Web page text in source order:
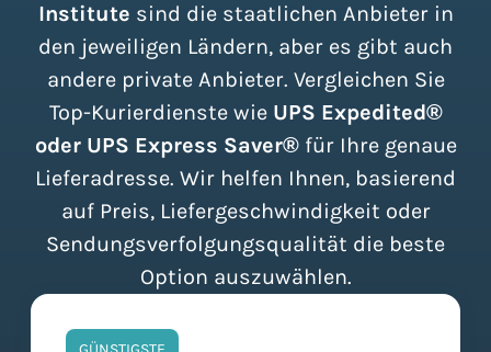
Institute sind die staatlichen Anbieter in
den jeweiligen Ländern, aber es gibt auch
andere private Anbieter. Vergleichen Sie
Top-Kurierdienste wie UPS Expedited®
oder UPS Express Saver®für Ihre genaue
Lieferadresse. Wir helfen Ihnen, basierend
auf Preis, Liefergeschwindigkeit oder
Sendungsverfolgungsqualität die beste
Option auszuwählen.